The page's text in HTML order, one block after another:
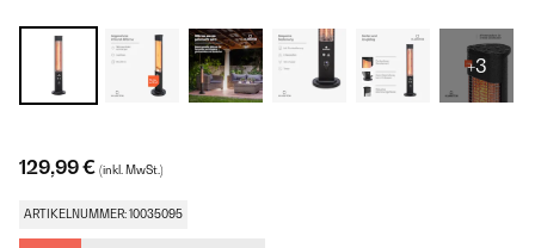
+3
129,99 € (inkl. MwSt.)
ARTIKELNUMMER: 10035095